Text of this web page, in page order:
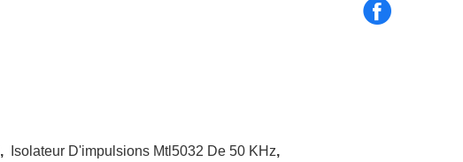
, Isolateur D'impulsions Mtl5032 De 50 KHz,